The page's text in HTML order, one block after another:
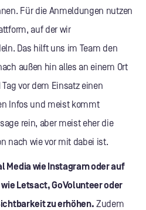
Für die Anmeldungen nutzen
auf der wir
Das hilft uns im Team den
außen hin alles an einem Ort
vor dem Einsatz einen
Infos und meist kommt
rein, aber meist eher die
nach wie vor mit dabei ist.
Media wie Instagram oder auf
Letsact, GoVolunteer oder
zu erhöhen. Zudem